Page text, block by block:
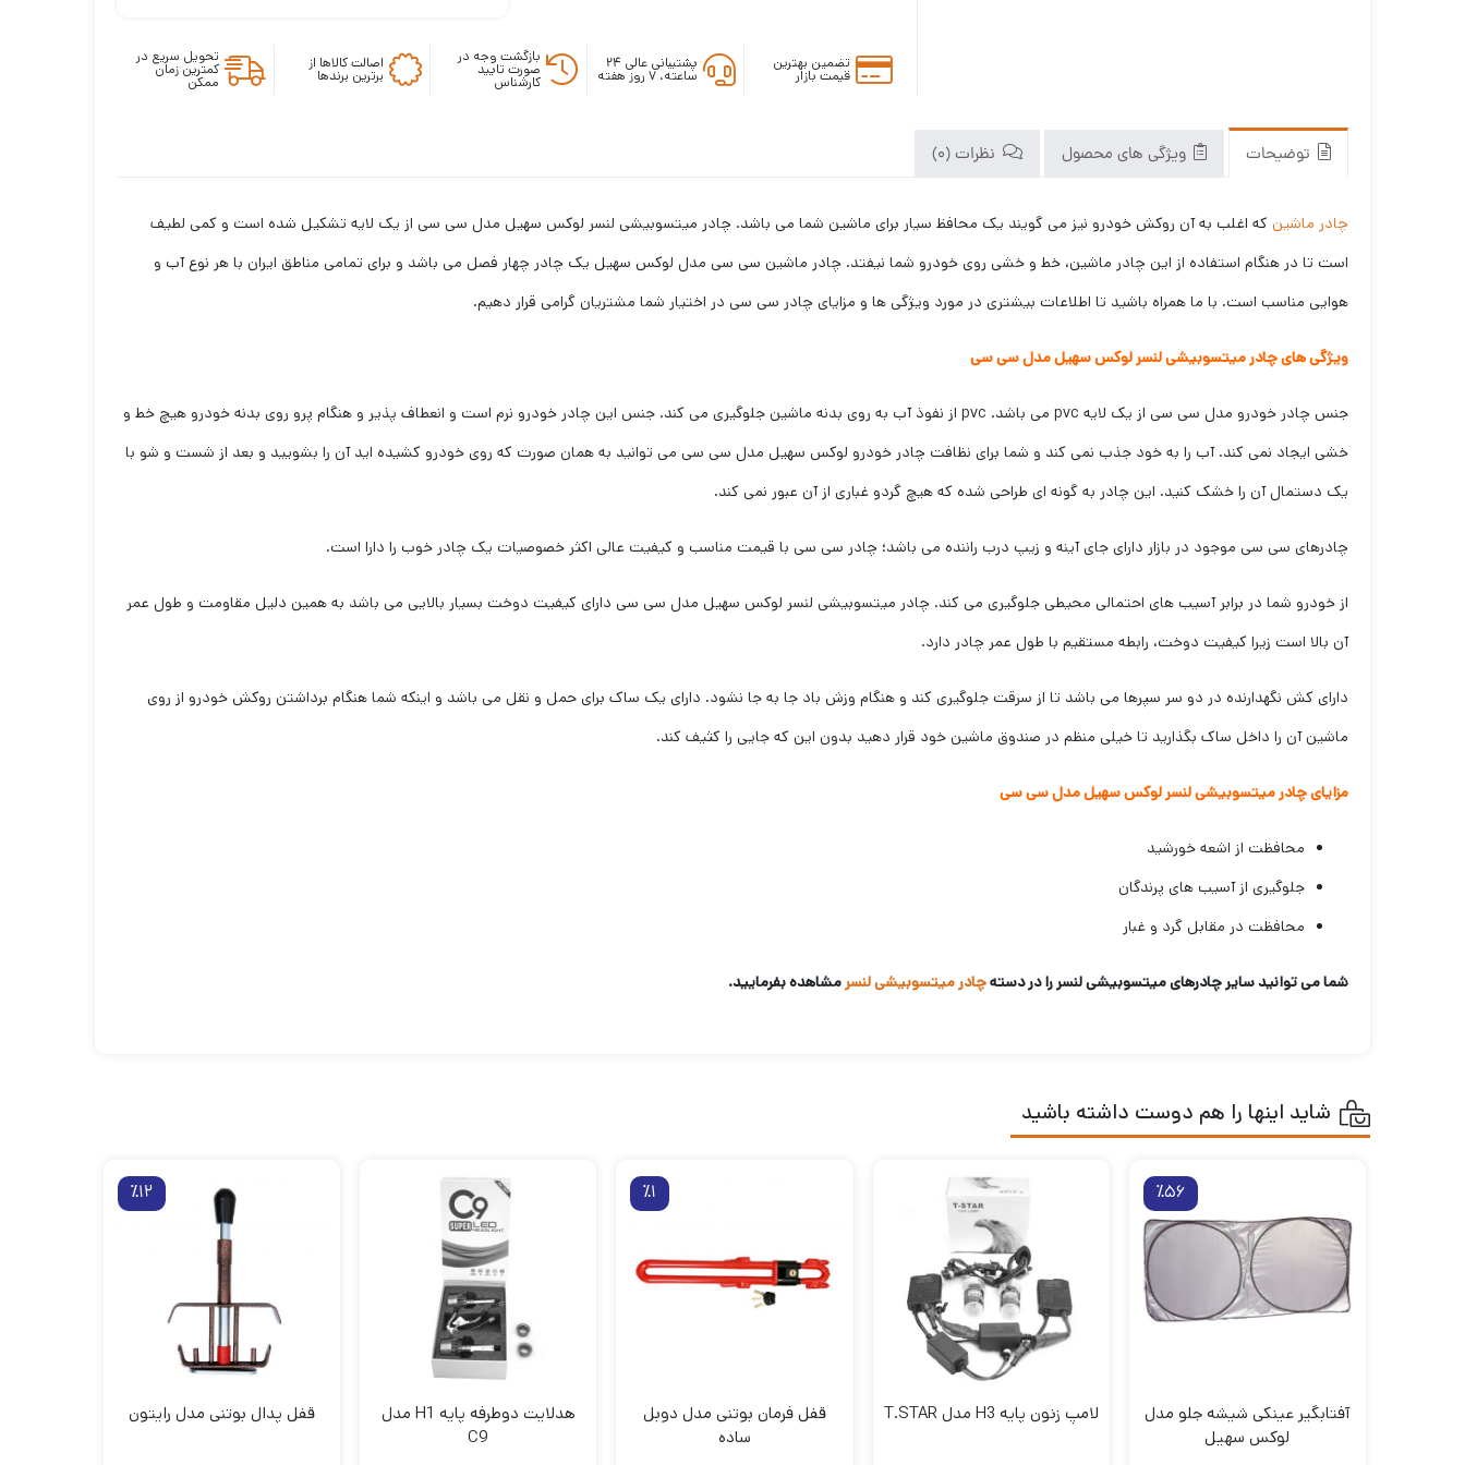
تضمین بهترین
قیمت بازار
پشتیبانی عالی ۲۴
ساعته، ۷ روز هفته
بازگشت وجه در
صورت تایید
کارشناس
اصالت کالاها از
برترین برندها
تحویل سریع در
کمترین زمان
ممکن
توضیحات ویژگی های محصول نظرات (0)
چادر ماشین که اغلب به آن روکش خودرو نیز می گویند یک محافظ سیار برای ماشین شما می باشد. چادر میتسوبیشی لنسر لوکس سهیل مدل سی سی از یک لایه تشکیل شده است و کمی لطیف
است تا در هنگام استفاده از این چادر ماشین، خط و خشی روی خودرو شما نیفتد. چادر ماشین سی سی مدل لوکس سهیل یک چادر چهار فصل می باشد و برای تمامی مناطق ایران با هر نوع آب و
هوایی مناسب است. با ما همراه باشید تا اطلاعات بیشتری در مورد ویژگی ها و مزایای چادر سی سی در اختیار شما مشتریان گرامی قرار دهیم.
ویژگی های چادر میتسوبیشی لنسر لوکس سهیل مدل سی سی
جنس چادر خودرو مدل سی سی از یک لایه pvc می باشد. pvc از نفوذ آب به روی بدنه ماشین جلوگیری می کند. جنس این چادر خودرو نرم است و انعطاف پذیر و هنگام پرو روی بدنه خودرو هیچ خط و
خشی ایجاد نمی کند. آب را به خود جذب نمی کند و شما برای نظافت چادر خودرو لوکس سهیل مدل سی سی می توانید به همان صورت که روی خودرو کشیده اید آن را بشویید و بعد از شست و شو با
یک دستمال آن را خشک کنید. این چادر به گونه ای طراحی شده که هیچ گردو غباری از آن عبور نمی کند.
چادرهای سی سی موجود در بازار دارای جای آینه و زیپ درب راننده می باشد؛ چادر سی سی با قیمت مناسب و کیفیت عالی اکثر خصوصیات یک چادر خوب را دارا است.
از خودرو شما در برابر آسیب های احتمالی محیطی جلوگیری می کند. چادر میتسوبیشی لنسر لوکس سهیل مدل سی سی دارای کیفیت دوخت بسیار بالایی می باشد به همین دلیل مقاومت و طول عمر
آن بالا است زیرا کیفیت دوخت، رابطه مستقیم با طول عمر چادر دارد.
دارای کش نگهدارنده در دو سر سپرها می باشد تا از سرقت جلوگیری کند و هنگام وزش باد جا به جا نشود. دارای یک ساک برای حمل و نقل می باشد و اینکه شما هنگام برداشتن روکش خودرو از روی
ماشین آن را داخل ساک بگذارید تا خیلی منظم در صندوق ماشین خود قرار دهید بدون این که جایی را کثیف کند.
مزایای چادر میتسوبیشی لنسر لوکس سهیل مدل سی سی
محافظت از اشعه خورشید
جلوگیری از آسیب های پرندگان
محافظت در مقابل گرد و غبار
شما می توانید سایر چادرهای میتسوبیشی لنسر را در دستهچادر میتسوبیشی لنسرمشاهده بفرمایید.
شاید اینها را هم دوست داشته باشید
٪56
آفتابگیر عینکی شیشه جلو مدل
لوکس سهیل
لامپ زنون پایه H3 مدل T.STAR
٪1
قفل فرمان بوتنی مدل دوبل
ساده
هدلایت دوطرفه پایه H1 مدل
C9
٪12
قفل پدال بوتنی مدل رایتون